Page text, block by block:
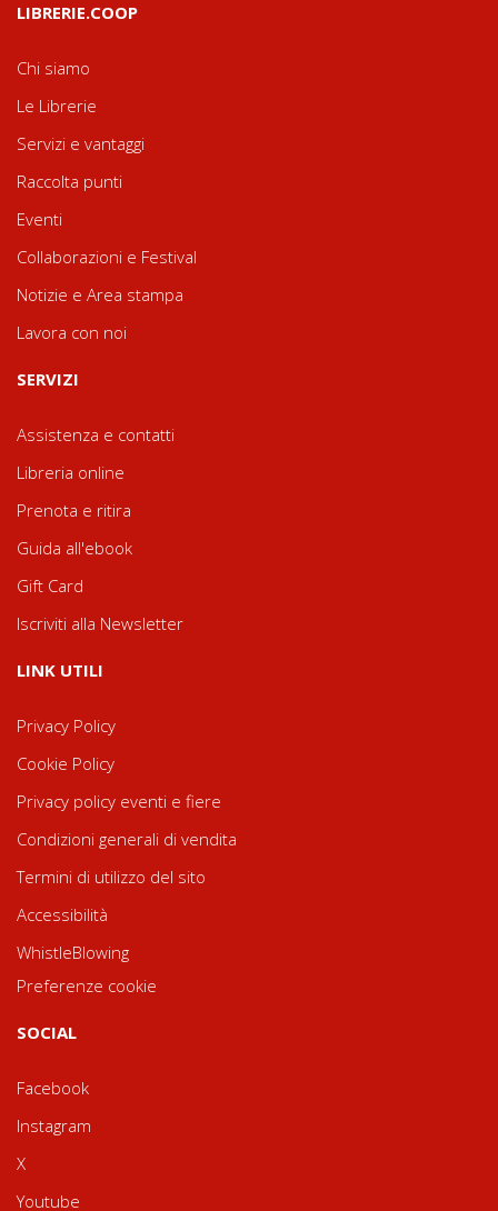
LIBRERIE.COOP
Chi siamo
Le Librerie
Servizi e vantaggi
Raccolta punti
Eventi
Collaborazioni e Festival
Notizie e Area stampa
Lavora con noi
SERVIZI
Assistenza e contatti
Libreria online
Prenota e ritira
Guida all'ebook
Gift Card
Iscriviti alla Newsletter
LINK UTILI
Privacy Policy
Cookie Policy
Privacy policy eventi e fiere
Condizioni generali di vendita
Termini di utilizzo del sito
Accessibilità
WhistleBlowing
Preferenze cookie
SOCIAL
Facebook
Instagram
X
Youtube